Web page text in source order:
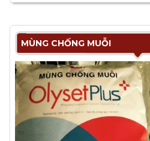
MÙNG CHỐNG MUỖI